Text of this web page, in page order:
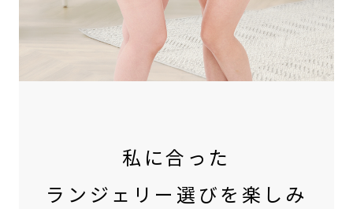
私に合った
ランジェリー選びを楽しみ